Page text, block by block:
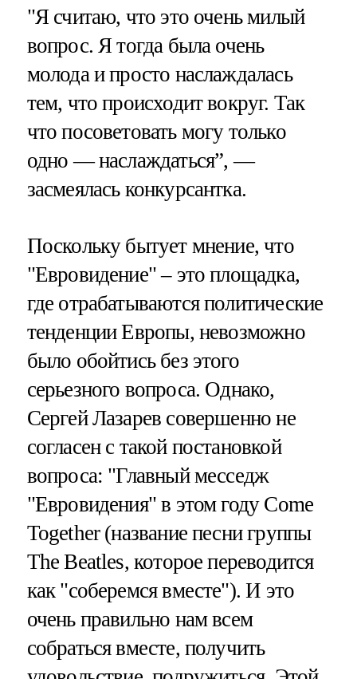
"Я считаю, что это очень милый
вопрос. Я тогда была очень
молода и просто наслаждалась
тем, что происходит вокруг. Так
что посоветовать могу только
одно — наслаждаться”, —
засмеялась конкурсантка.
Поскольку бытует мнение, что
"Евровидение" – это площадка,
где отрабатываются политические
тенденции Европы, невозможно
было обойтись без этого
серьезного вопроса. Однако,
Сергей Лазарев совершенно не
согласен с такой постановкой
вопроса: "Главный месседж
"Евровидения" в этом году Come
Together (название песни группы
The Beatles, которое переводится
как "соберемся вместе"). И это
очень правильно нам всем
собраться вместе, получить